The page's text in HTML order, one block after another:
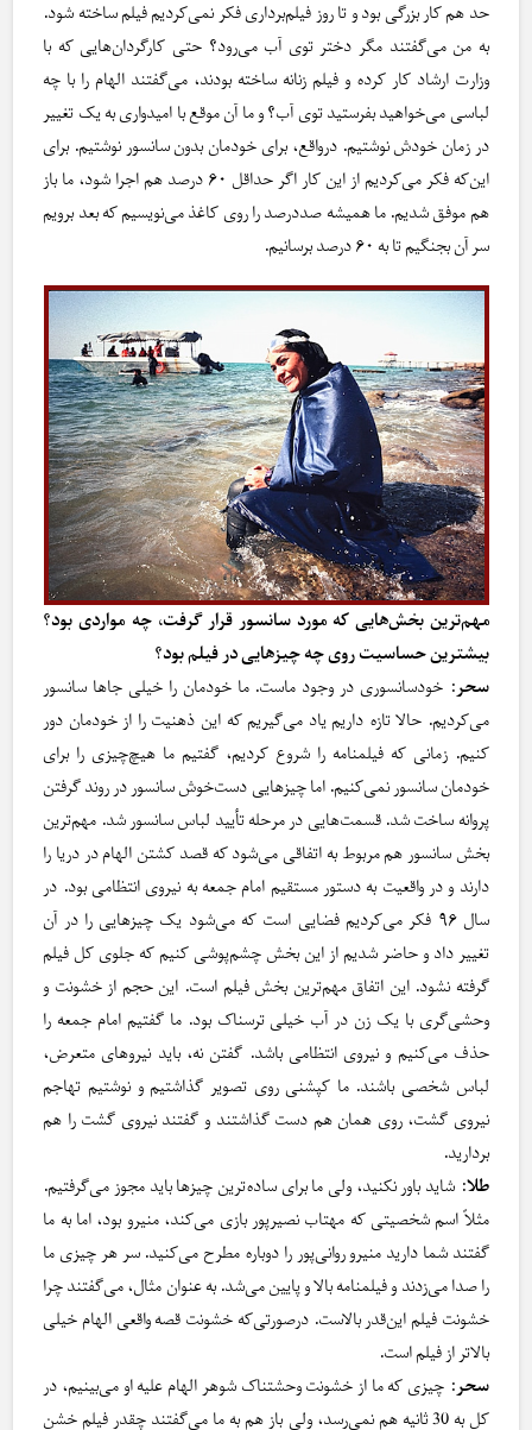
حد هم کار بزرگی بود و تا روز فیلم‌برداری فکر نمی‌کردیم فیلم ساخته شود.
به من می‌گفتند مگر دختر توی آب می‌رود؟ حتی کارگردان‌هایی که با
وزارت ارشاد کار کرده و فیلم زنانه ساخته بودند، می‌گفتند الهام را با چه
لباسی می‌خواهید بفرستید توی آب؟ و ما آن موقع با امیدواری به یک تغییر
در زمان خودش نوشتیم. درواقع، برای خودمان بدون سانسور نوشتیم. برای
این‌که فکر می‌کردیم از این کار اگر حداقل ۶۰ درصد هم اجرا شود، ما باز
هم موفق شدیم. ما همیشه صددرصد را روی کاغذ می‌نویسیم که بعد برویم
سر آن بجنگیم تا به ۶۰ درصد برسانیم.
مهم‌ترین بخش‌هایی که مورد سانسور قرار گرفت، چه مواردی بود؟
بیشترین حساسیت روی چه چیزهایی در فیلم بود؟
سحر : خودسانسوری در وجود ماست. ما خودمان را خیلی جاها سانسور
می‌کردیم. حالا تازه داریم یاد می‌گیریم که این ذهنیت را از خودمان دور
کنیم. زمانی که فیلمنامه را شروع کردیم، گفتیم ما هیچ‌چیزی را برای
خودمان سانسور نمی‌کنیم. اما چیزهایی دست‌خوش سانسور در روند گرفتن
پروانه ساخت شد. قسمت‌هایی در مرحله تأیید لباس سانسور شد. مهم‌ترین
بخش سانسور هم مربوط به اتفاقی می‌شود که قصد کشتن الهام در دریا را
دارند و در واقعیت به دستور مستقیم امام جمعه به نیروی انتظامی بود. در
سال ۹۶ فکر می‌کردیم فضایی است که می‌شود یک چیزهایی را در آن
تغییر داد و حاضر شدیم از این بخش چشم‌پوشی کنیم که جلوی کل فیلم
گرفته نشود. این اتفاق مهم‌ترین بخش فیلم است. این حجم از خشونت و
وحشی‌گری با یک زن در آب خیلی ترسناک بود. ما گفتیم امام جمعه را
حذف می‌کنیم و نیروی انتظامی باشد. گفتن نه، باید نیروهای متعرض،
لباس شخصی باشند. ما کپشنی روی تصویر گذاشتیم و نوشتیم تهاجم
نیروی گشت، روی همان هم دست گذاشتند و گفتند نیروی گشت را هم
بردارید.
طلا: شاید باور نکنید، ولی ما برای ساده‌ترین چیزها باید مجوز می‌گرفتیم.
مثلاً اسم شخصیتی که مهتاب نصیرپور بازی می‌کند، منیرو بود، اما به ما
گفتند شما دارید منیرو روانی‌پور را دوباره مطرح می‌کنید. سر هر چیزی ما
را صدا می‌زدند و فیلمنامه بالا و پایین می‌شد. به عنوان مثال، می‌گفتند چرا
خشونت فیلم این‌قدر بالاست. درصورتی‌که خشونت قصه واقعی الهام خیلی
بالاتر از فیلم است.
سحر : چیزی که ما از خشونت وحشتناک شوهر الهام علیه او می‌بینیم، در
کل به 30 ثانیه هم نمی‌رسد، ولی باز هم به ما می‌گفتند چقدر فیلم خشن